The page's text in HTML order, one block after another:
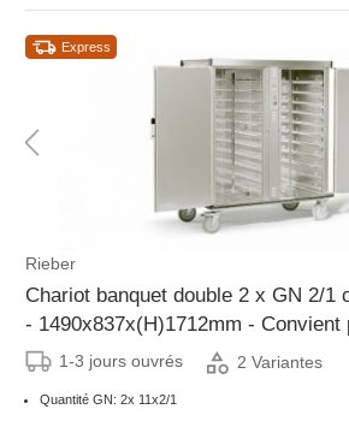
Express
Rieber
Chariot banquet double 2 x GN 2/1
- 1490x837x(H)1712mm - Convient
grilles GN2/1
1-3 jours ouvrés 2 Variantes
Quantité GN: 2x 11x2/1